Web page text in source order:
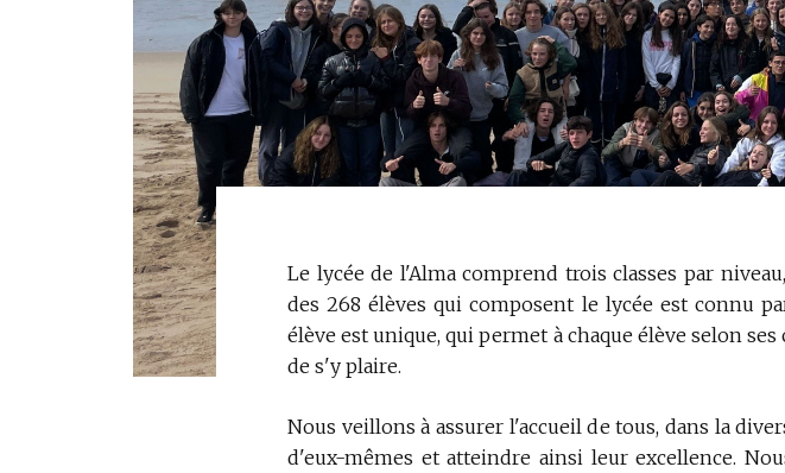
Le lycée de l'Alma comprend trois classes par
des 268 élèves qui composent le lycée est connu
élève est unique, qui permet à chaque élève selon
de s'y plaire.
Nous veillons à assurer l'accueil de tous, dans la
d'eux-mêmes et atteindre ainsi leur excellence.